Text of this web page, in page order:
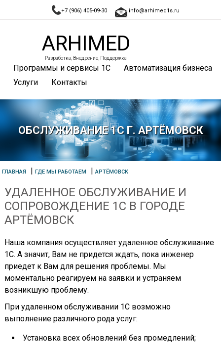
+7 (906) 405-09-30 info@arhimed1s.ru
ARHIMED
Разработка, Внедрение, Поддержка
Программы и сервисы 1С
Автоматизация бизнеса
Услуги
Контакты
ОБСЛУЖИВАНИЕ 1С Г. АРТЁМОВСК
ГЛАВНАЯ |ГДЕ МЫ РАБОТАЕМ |АРТЁМОВСК
УДАЛЕННОЕ ОБСЛУЖИВАНИЕ И
СОПРОВОЖДЕНИЕ 1С В ГОРОДЕ
АРТЁМОВСК
Наша компания осуществляет удаленное обслуживание
1С. А значит, Вам не придется ждать, пока инженер
приедет к Вам для решения проблемы. Мы
моментально реагируем на заявки и устраняем
возникшую проблему.
При удаленном обслуживании 1С возможно
выполнение различного рода услуг:
Установка всех обновлений без промедлений;